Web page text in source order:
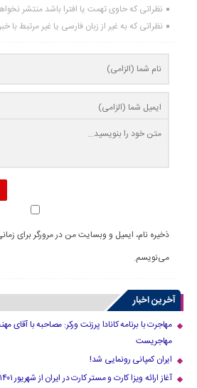
نظراتی که حاوی تهمت یا افترا باشد منتشر
نظراتی که به غیر از زبان فارسی یا غیر مرتبط
ذخیره نام، ایمیل و وبسایت من در مرورگر برای
می‌نویسم.
آخرین اخبار
مهاجرت با برنامه کانادا پرزنت ورکر: مصاحبه با آقای
مهاجریست
ایران کمپانی رونمایی شد!
آغاز ارائه ویزا کارت و مستر کارت در ایران از شهریور ۱۴۰۱